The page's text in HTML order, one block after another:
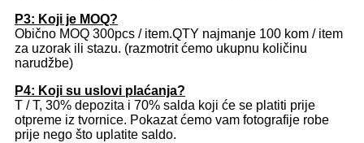
P3: Koji je MOQ?
Obično MOQ 300pcs / item.QTY najmanje 100 kom / item
za uzorak ili stazu. (razmotrit ćemo ukupnu količinu
narudžbe)
P4: Koji su uslovi plaćanja?
T / T, 30% depozita i 70% salda koji će se platiti prije
otpreme iz tvornice. Pokazat ćemo vam fotografije robe
prije nego što uplatite saldo.